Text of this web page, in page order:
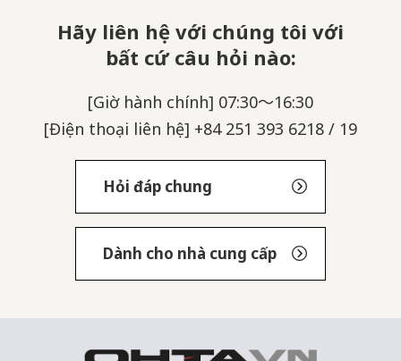
Hãy liên hệ với chúng tôi với
bất cứ câu hỏi nào:
[Giờ hành chính] 07:30～16:30
[Điện thoại liên hệ] +84 251 393 6218 / 19
Hỏi đáp chung
Dành cho nhà cung cấp